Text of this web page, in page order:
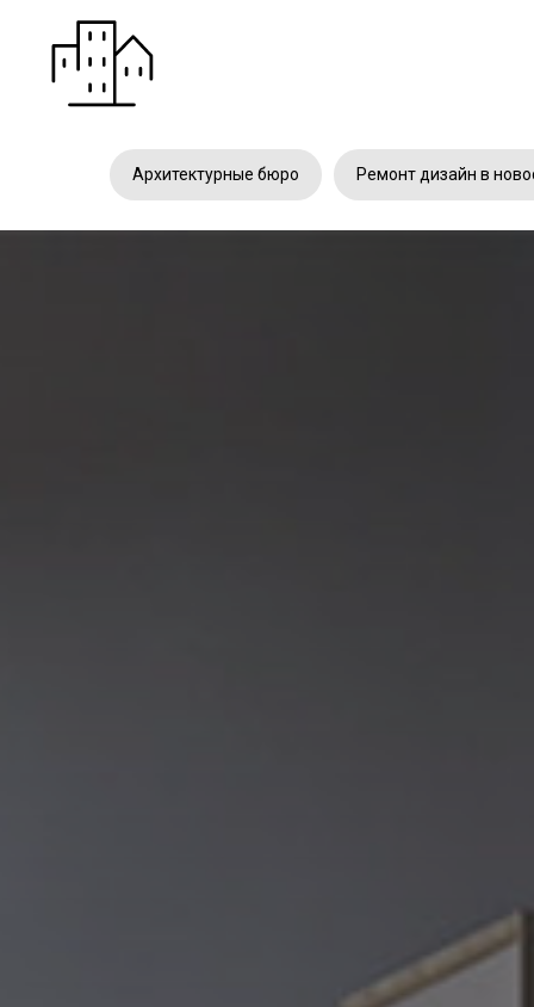
Архитектурные бюро Ремонт дизайн в